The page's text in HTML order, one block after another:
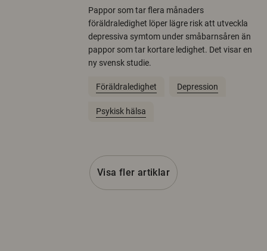
Pappor som tar flera månaders
föräldraledighet löper lägre risk att utveckla
depressiva symtom under småbarnsåren än
pappor som tar kortare ledighet. Det visar en
ny svensk studie.
Föräldraledighet Depression
Psykisk hälsa
Visa fler artiklar